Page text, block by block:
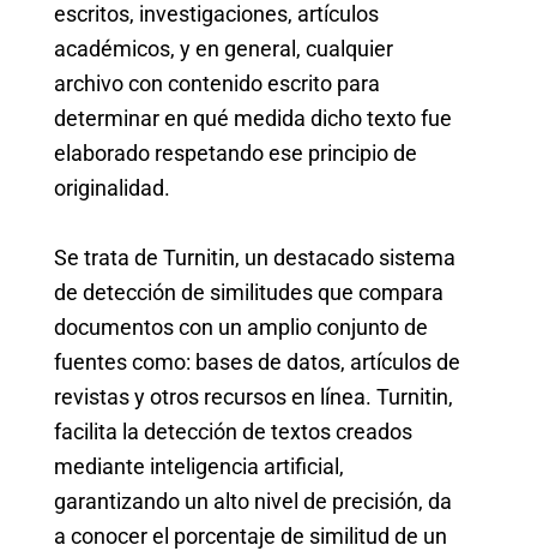
escritos, investigaciones, artículos
académicos, y en general, cualquier
archivo con contenido escrito para
determinar en qué medida dicho texto fue
elaborado respetando ese principio de
originalidad.
Se trata de Turnitin, un destacado sistema
de detección de similitudes que compara
documentos con un amplio conjunto de
fuentes como: bases de datos, artículos de
revistas y otros recursos en línea. Turnitin,
facilita la detección de textos creados
mediante inteligencia artificial,
garantizando un alto nivel de precisión, da
a conocer el porcentaje de similitud de un